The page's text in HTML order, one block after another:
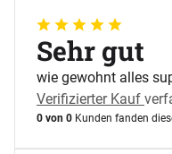
5 von 5
Sehr gut
wie gewohnt alles
Verifizierter Kauf
0 von 0 Kunden fanden